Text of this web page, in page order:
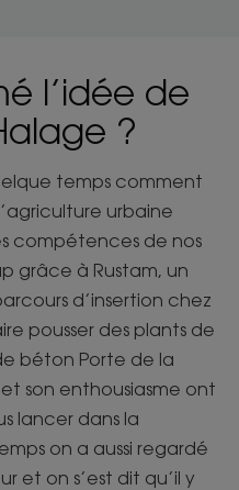
l’idée de
?
temps comment
urbaine
compétences de nos
grâce à Rustam, un
d’insertion chez
pousser des plants de
béton Porte de la
son enthousiasme ont
lancer dans la
on a aussi regardé
et on s’est dit qu’il y